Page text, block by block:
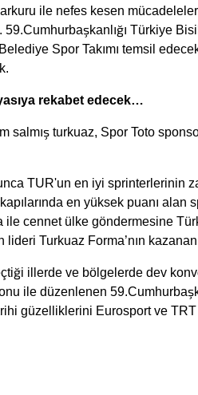
ile nefes kesen
Türkiye
Spor Takımı temsil
rekabet edecek…
turkuaz, Spor Toto
TUR'un en iyi
en yüksek puanı
cennet ülke göndermesine
Turkuaz Forma’nın
illerde ve bölgelerde dev
ile düzenlenen
güzelliklerini Eurosport ve